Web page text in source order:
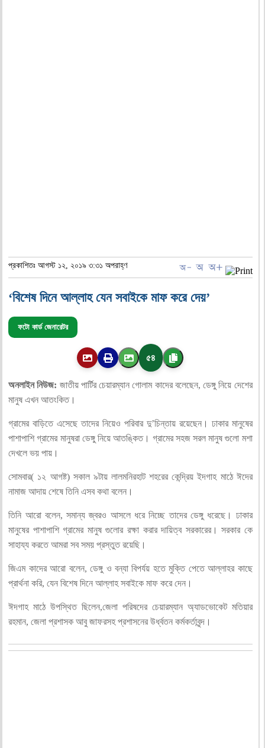
প্রকাশিতঃ আগস্ট ১২, ২০১৯ ৩:৩১ অপরাহ্ণ
‘বিশেষ দিনে আল্লাহ যেন সবাইকে মাফ করে দেয়’
ফটো কার্ড জেনারেটর
৫৪
অনলাইন নিউজ: জাতীয় পার্টির চেয়ারম্যান গোলাম কাদের বলেছেন, ডেঙ্গু নিয়ে দেশের
মানুষ এখন আতংকিত।
গ্রামের বাড়িতে এসেছে তাদের নিয়েও পরিবার দু’চিন্তায় রয়েছেন। ঢাকার মানুষের
পাশাপাশি গ্রামের মানুষরা ডেঙ্গু নিয়ে আতঙ্কিত। গ্রামের সহজ সরল মানুষ গুলো মশা
দেখলে ভয় পায়।
সোমবার( ১২ আগষ্ট) সকাল ৯টায় লালমনিরহাট শহরের কেন্দ্রিয় ইদগাহ মাঠে ঈদের
নামাজ আদায় শেষে তিনি এসব কথা বলেন।
তিনি আরো বলেন, সমান্য জ্বরও আসলে ধরে নিচ্ছে তাদের ডেঙ্গু ধরেছে। ঢাকার
মানুষের পাশাপাশি গ্রামের মানুষ গুলোর রক্ষা করার দায়িত্ব সরকারের। সরকার কে
সাহায্য করতে আমরা সব সময় প্রস্তুত রয়েছি।
জিএম কাদের আরো বলেন, ডেঙ্গু ও বন্যা বিপর্যয় হতে মুক্তি পেতে আল্লাহর কাছে
প্রার্থনা করি, যেন বিশেষ দিনে আল্লাহ সবাইকে মাফ করে দেন।
ঈদগাহ মাঠে উপস্থিত ছিলেন,জেলা পরিষদের চেয়ারম্যান অ্যাডভোকেট মতিয়ার
রহমান, জেলা প্রশাসক আবু জাফরসহ প্রশাসনের উর্ধ্বতন কর্মকর্তাবৃন্দ।